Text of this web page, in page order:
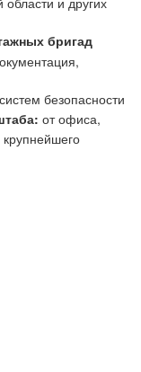
бригад
безопасности
от офиса,